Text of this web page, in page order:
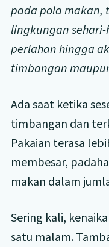
pada pola makan,
lingkungan
perlahan hingga
timbangan
Ada saat ketika
timbangan dan
Pakaian terasa
membesar,
makan dalam
Sering kali,
satu malam.